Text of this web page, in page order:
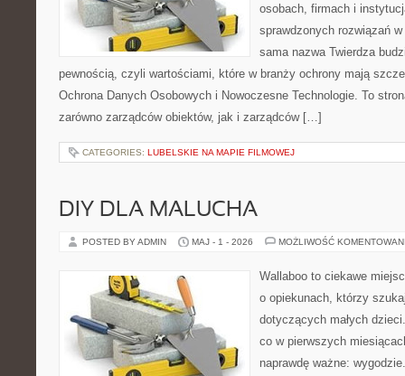
osobach, firmach i
sprawdzonych rozwiązań
sama nazwa Twierdza
pewnością, czyli wartościami, które w branży ochrony mają
Ochrona Danych Osobowych i Nowoczesne Technologie. To
zarówno zarządców obiektów, jak i zarządców […]
CATEGORIES: LUBELSKIE NA MAPIE FILMOWEJ
DIY DLA MALUCHA
POSTED BY ADMIN MAJ - 1 - 2026 MOŻLIWOŚĆ
Wallaboo to ciekawe
o opiekunach, którzy
dotyczących małych
co w pierwszych
naprawdę ważne: